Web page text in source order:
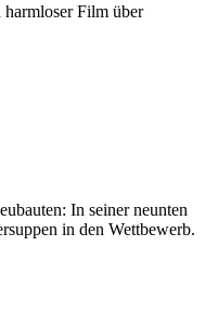
harmloser Film über
In seiner neunten
in den Wettbewerb.